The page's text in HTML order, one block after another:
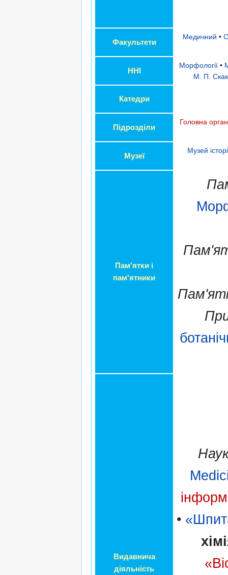
Факультети
Медичний •
ННІ
Морфології •
М. П.
Катедри
Підрозділи
Головна
Музеї
Музей
Пам'ятки і
пам'ятники
Видавнича
діяльність
•